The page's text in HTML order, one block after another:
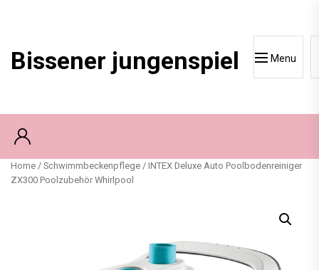
Bissener jungenspiel Menu
Home / Schwimmbeckenpflege / INTEX Deluxe Auto Poolbodenreiniger
ZX300 Poolzubehör Whirlpool